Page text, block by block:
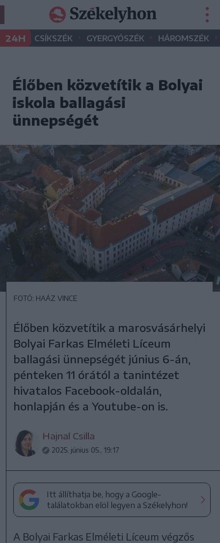
24H CSÍKSZÉK • GYERGYÓSZÉK • HÁROMSZÉK •
Élőben közvetítik a Bolyai
iskola ballagási
ünnepségét
FOTÓ: HAÁZ VINCE
Élőben közvetítik a marosvásárhelyi
Bolyai Farkas Elméleti Líceum
ballagási ünnepségét június 6-án,
pénteken 11 órától a tanintézet
hivatalos Facebook-oldalán,
honlapján és a Youtube-on is.
Hajnal Csilla
2025. június 05., 19:17
Itt állíthatja be, hogy a Google-
találatokban elöl legyen a Székelyhon!
A Bolyai Farkas Elméleti Líceum végzős